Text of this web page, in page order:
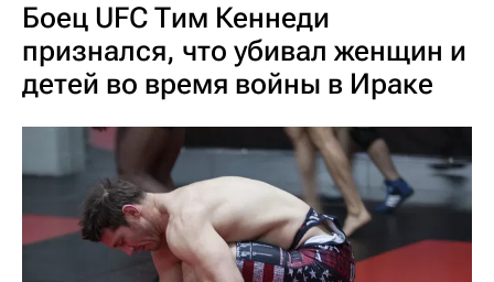
Боец UFC Тим Кеннеди
признался, что убивал женщин и
детей во время войны в Ираке